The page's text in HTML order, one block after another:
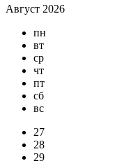
Август 2026
пн
вт
ср
чт
пт
сб
вс
27
28
29